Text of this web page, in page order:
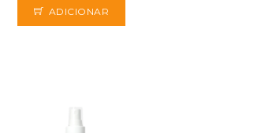
ADICIONAR